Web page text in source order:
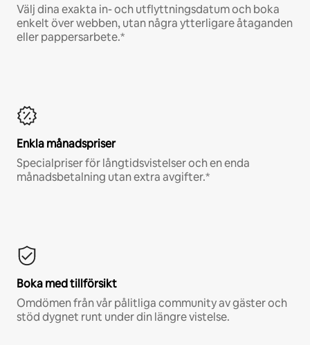
Välj dina exakta in- och utflyttningsdatum och boka
enkelt över webben, utan några ytterligare åtaganden
eller pappersarbete.*
Enkla månadspriser
Specialpriser för långtidsvistelser och en enda
månadsbetalning utan extra avgifter.*
Boka med tillförsikt
Omdömen från vår pålitliga community av gäster och
stöd dygnet runt under din längre vistelse.